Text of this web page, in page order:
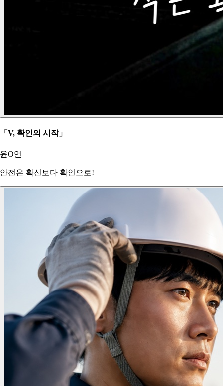
「V, 확인의 시작」
윤O연
안전은 확신보다 확인으로!